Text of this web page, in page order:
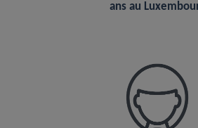
ans au